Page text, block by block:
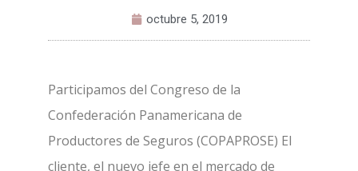
octubre 5, 2019
Participamos del Congreso de la
Confederación Panamericana de
Productores de Seguros (COPAPROSE) El
cliente, el nuevo jefe en el mercado de